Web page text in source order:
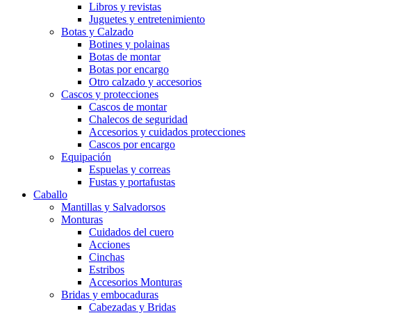
Libros y revistas
Juguetes y entretenimiento
Botas y Calzado
Botines y polainas
Botas de montar
Botas por encargo
Otro calzado y accesorios
Cascos y protecciones
Cascos de montar
Chalecos de seguridad
Accesorios y cuidados protecciones
Cascos por encargo
Equipación
Espuelas y correas
Fustas y portafustas
Caballo
Mantillas y Salvadorsos
Monturas
Cuidados del cuero
Acciones
Cinchas
Estribos
Accesorios Monturas
Bridas y embocaduras
Cabezadas y Bridas